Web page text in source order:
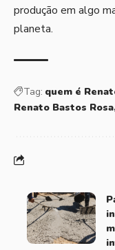
produção em algo
planeta.
Tag: quem é
Renato Bastos Rosa